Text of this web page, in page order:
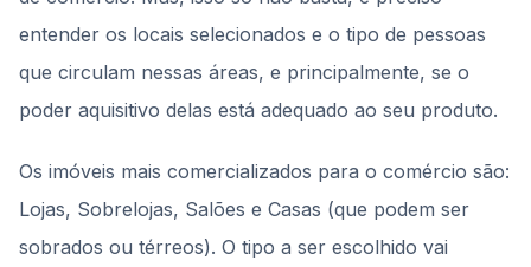
entender os locais selecionados e o tipo de pessoas
que circulam nessas áreas, e principalmente, se o
poder aquisitivo delas está adequado ao seu produto.
Os imóveis mais comercializados para o comércio são:
Lojas, Sobrelojas, Salões e Casas (que podem ser
sobrados ou térreos). O tipo a ser escolhido vai